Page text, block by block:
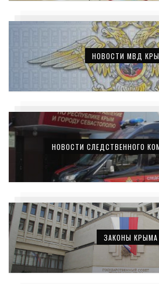
НОВОСТИ МВД
НОВОСТИ СЛЕДСТВЕННОГО
ЗАКОНЫ КРЫМА